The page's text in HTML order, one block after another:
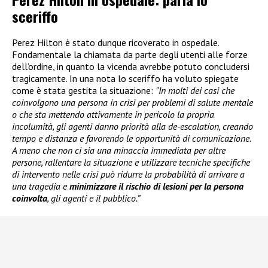
sceriffo
Perez Hilton è stato dunque ricoverato in ospedale.
Fondamentale la chiamata da parte degli utenti alle forze
dell’ordine, in quanto la vicenda avrebbe potuto concludersi
tragicamente. In una nota lo sceriffo ha voluto spiegate
come è stata gestita la situazione: “In molti dei casi che
coinvolgono una persona in crisi per problemi di salute mentale
o che sta mettendo attivamente in pericolo la propria
incolumità, gli agenti danno priorità alla de-escalation, creando
tempo e distanza e favorendo le opportunità di comunicazione.
A meno che non ci sia una minaccia immediata per altre
persone, rallentare la situazione e utilizzare tecniche specifiche
di intervento nelle crisi può ridurre la probabilità di arrivare a
una tragedia eminimizzare il rischio di lesioni per la persona
coinvolta, gli agenti e il pubblico.”